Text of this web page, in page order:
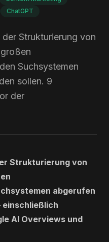
ChatGPT
Strukturierung von
Suchsystemen
sollen. 9
der
Strukturierung von
abgerufen
einschließlich
AI Overviews und